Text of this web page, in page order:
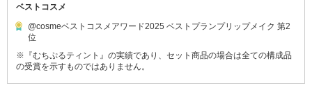
ベストコスメ
@cosmeベストコスメアワード2025 ベストプランプリップメイク 第2
位
※『むちぷるティント』の実績であり、セット商品の場合は全ての構成品
の受賞を示すものではありません。